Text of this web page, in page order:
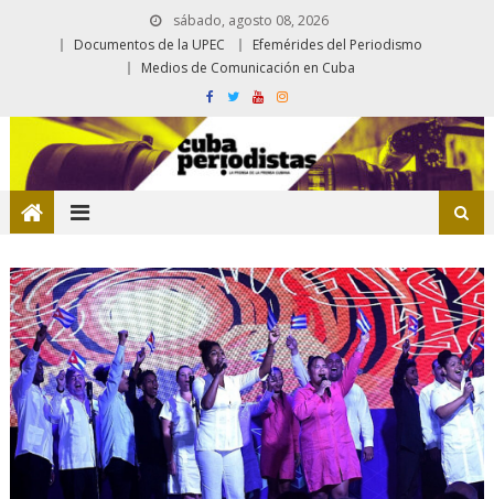
sábado, agosto 08, 2026
Documentos de la UPEC
Efemérides del Periodismo
Medios de Comunicación en Cuba